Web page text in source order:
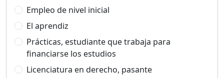
Empleo de nivel inicial
El aprendiz
Prácticas, estudiante que trabaja para
financiarse los estudios
Licenciatura en derecho, pasante